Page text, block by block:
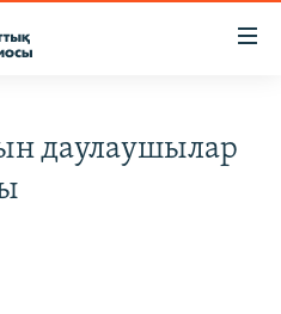
даулаушылар